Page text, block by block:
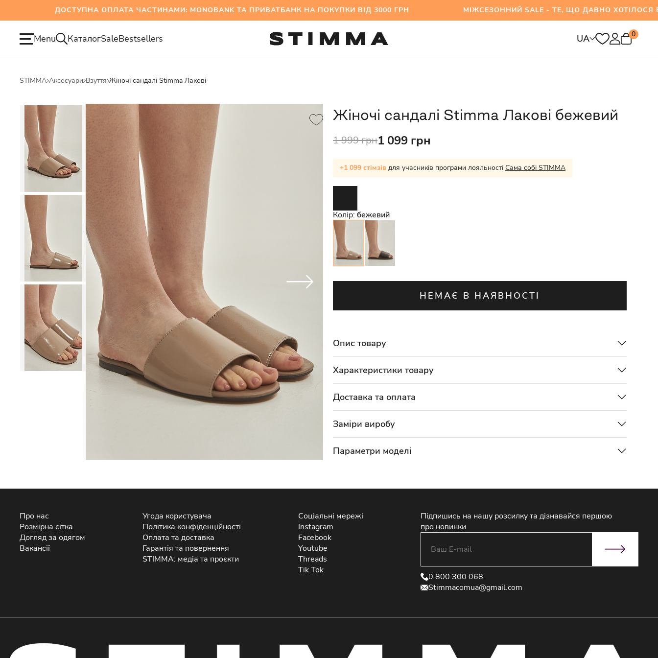
ДОСТУПНА ОПЛАТА ЧАСТИНАМИ: MONOBANK ТА ПРИВАТБАНК НА ПОКУПКИ ВІД 3000 ГРН МІЖСЕЗОННИЙ SALE - ТЕ, ЩО ДАВНО ХОТІЛОСЯ
Menu КаталогSaleBestsellers UA 0
STIMMA Аксесуари Взуття Жіночі сандалі Stimma Лакові
Жіночі сандалі Stimma Лакові бежевий
1 999 грн1 099 грн
+1 099 стімзів для учасників програми лояльності Сама собі STIMMA
Колір: бежевий
НЕМАЄ В НАЯВНОСТІ
Опис товару
Характеристики товару
Доставка та оплата
Заміри виробу
Параметри моделі
Про нас
Розмірна сітка
Догляд за одягом
Вакансії
Угода користувача
Політика конфіденційності
Оплата та доставка
Гарантія та повернення
STIMMA: медіа та проєкти
Соціальні мережі
Instagram
Facebook
Youtube
Threads
Tik Tok
Підпишись на нашу розсилку та дізнавайся першою
про новинки
0 800 300 068
Stimmacomua@gmail.com